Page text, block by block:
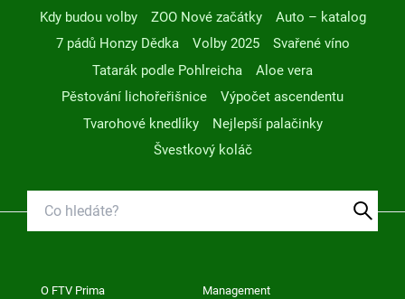
Kdy budou volby
ZOO Nové začátky
Auto – katalog
7 pádů Honzy Dědka
Volby 2025
Svařené víno
Tatarák podle Pohlreicha
Aloe vera
Pěstování lichořeřišnice
Výpočet ascendentu
Tvarohové knedlíky
Nejlepší palačinky
Švestkový koláč
O FTV Prima Management